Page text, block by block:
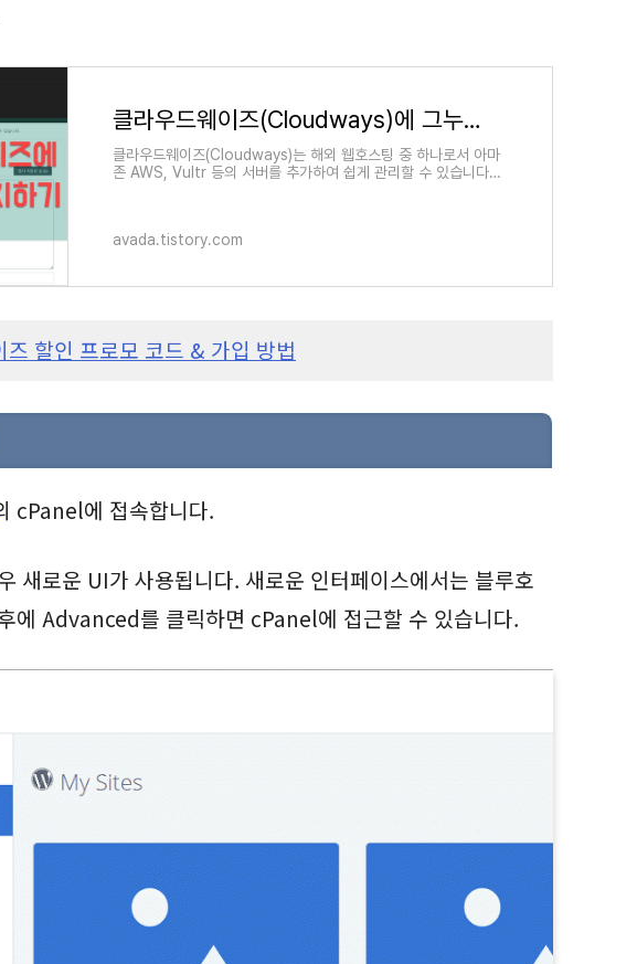
클라우드웨이즈(Cloudways)에 그누보드를 설치하는 방법
클라우드웨이즈(Cloudways)는 해외 웹호스팅 중 하나로서 아마
존 AWS, Vultr 등의 서버를 추가하여 쉽게 관리할 수 있습니다.
avada.tistory.com
즈 할인 프로모 코드 & 가입 방법
cPanel에 접속합니다.
새로운 UI가 사용됩니다. 새로운 인터페이스에서는 블루호
에 Advanced를 클릭하면 cPanel에 접근할 수 있습니다.